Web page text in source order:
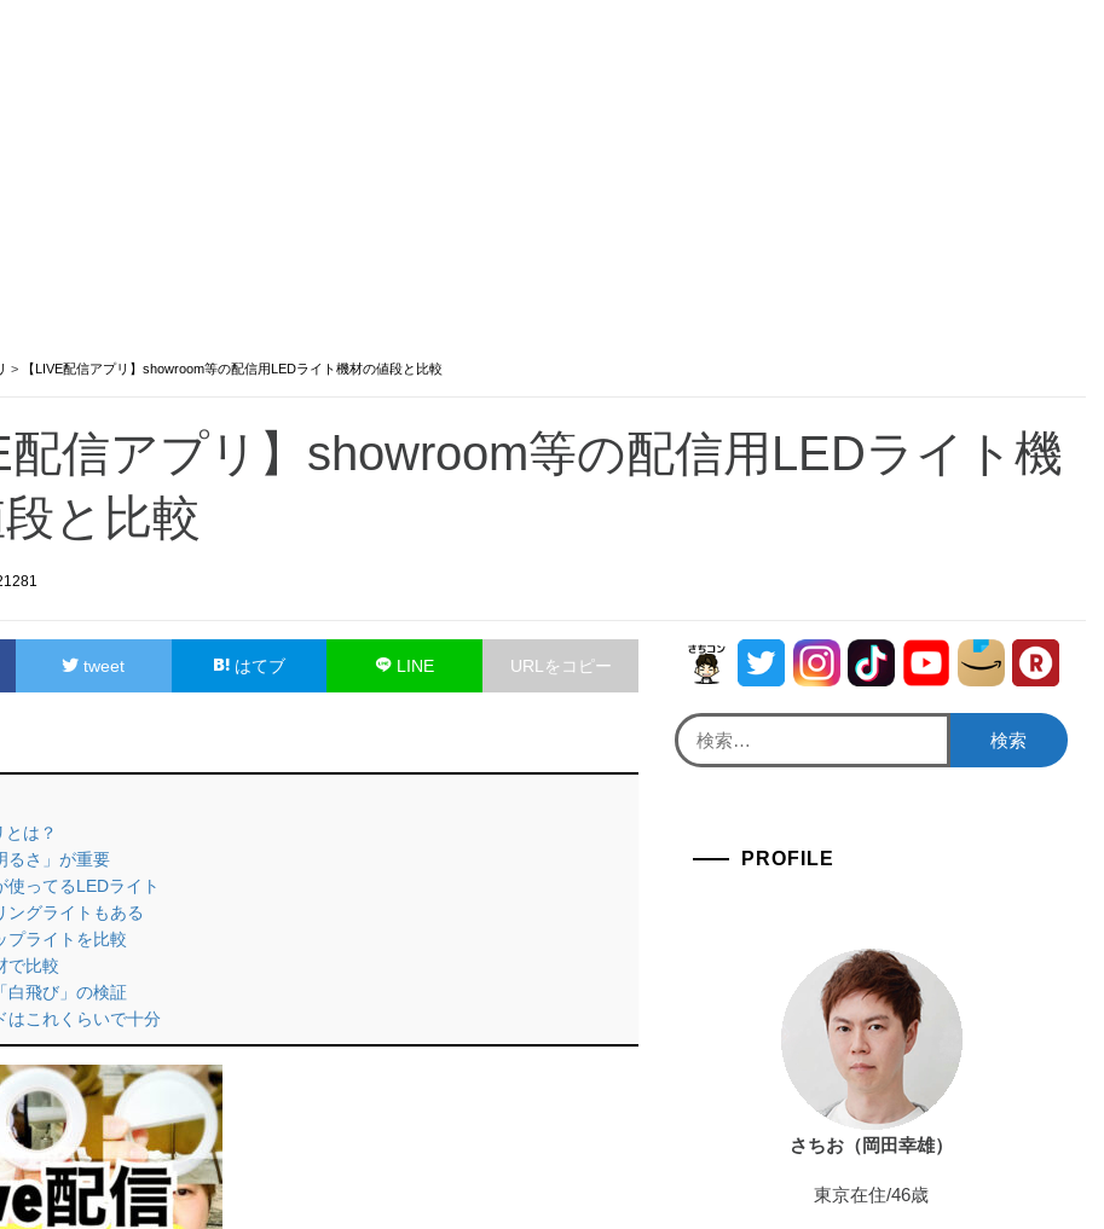
> 【LIVE配信アプリ】showroom等の配信用LEDライト機材の値段と比較
配信アプリ】showroom等の配信用LEDライト機
と比較
tweet はてブ LINE URLをコピー
は？
るさ」が重要
ってるLEDライト
グライトもある
プライトを比較
で比較
白飛び」の検証
はこれくらいで十分
検
索:
PROFILE
さちお（岡田幸雄）
東京在住/46歳